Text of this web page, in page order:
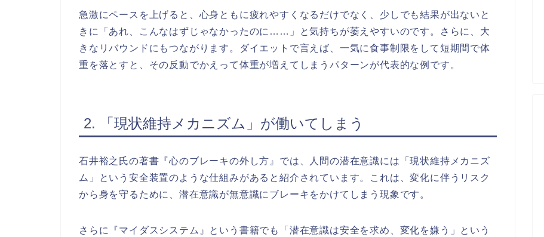
急激にペースを上げると、心身ともに疲れやすくなるだけでなく、少しでも結果が出ないと
きに「あれ、こんなはずじゃなかったのに……」と気持ちが萎えやすいのです。さらに、大
きなリバウンドにもつながります。ダイエットで言えば、一気に食事制限をして短期間で体
重を落とすと、その反動でかえって体重が増えてしまうパターンが代表的な例です。
2. 「現状維持メカニズム」が働いてしまう
石井裕之氏の著書『心のブレーキの外し方』では、人間の潜在意識には「現状維持メカニズ
ム」という安全装置のような仕組みがあると紹介されています。これは、変化に伴うリスク
から身を守るために、潜在意識が無意識にブレーキをかけてしまう現象です。
さらに『マイダスシステム』という書籍でも「潜在意識は安全を求め、変化を嫌う」という